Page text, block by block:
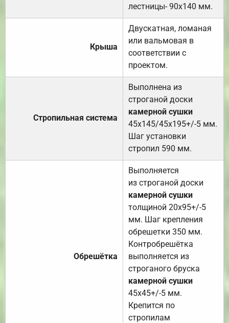
лестницы- 90х140 мм.
Крыша
Двускатная, ломаная
или вальмовая в
соответствии с
проектом.
Стропильная система
Выполнена из
строганой доски
камерной сушки
45х145/45х195+/-5 мм.
Шаг установки
стропил 590 мм.
Обрешётка
Выполняется
из строганой доски
камерной сушки
толщиной 20х95+/-5
мм. Шаг крепления
обрешетки 350 мм.
Контробрешётка
выполняется из
строганого бруска
камерной сушки
45х45+/-5 мм.
Крепится по
стропилам